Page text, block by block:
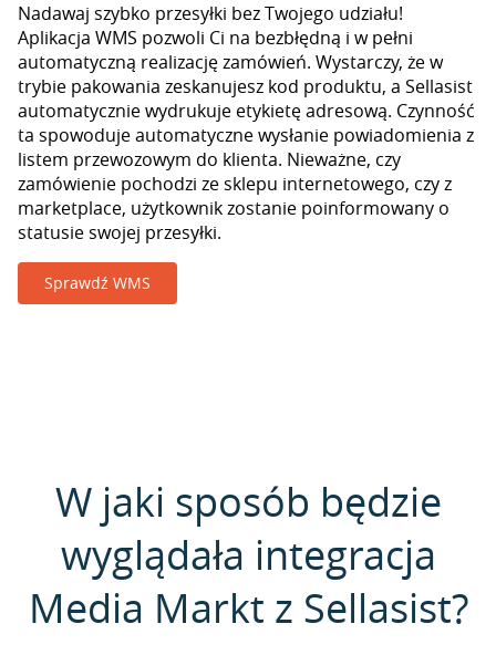
Nadawaj szybko przesyłki bez Twojego udziału!
Aplikacja WMS pozwoli Ci na bezbłędną i w pełni
automatyczną realizację zamówień. Wystarczy, że w
trybie pakowania zeskanujesz kod produktu, a Sellasist
automatycznie wydrukuje etykietę adresową. Czynność
ta spowoduje automatyczne wysłanie powiadomienia z
listem przewozowym do klienta. Nieważne, czy
zamówienie pochodzi ze sklepu internetowego, czy z
marketplace, użytkownik zostanie poinformowany o
statusie swojej przesyłki.
Sprawdź WMS
W jaki sposób będzie
wyglądała integracja
Media Markt z Sellasist?